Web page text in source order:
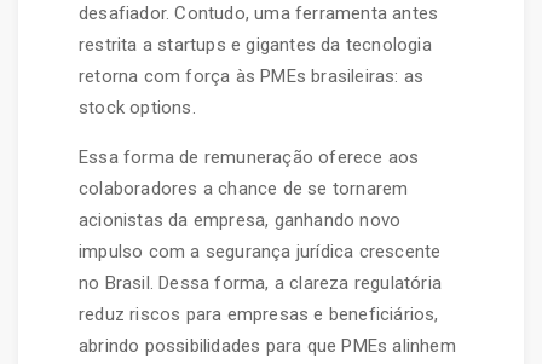
desafiador. Contudo, uma ferramenta antes
restrita a startups e gigantes da tecnologia
retorna com força às PMEs brasileiras: as
stock options.
Essa forma de remuneração oferece aos
colaboradores a chance de se tornarem
acionistas da empresa, ganhando novo
impulso com a segurança jurídica crescente
no Brasil. Dessa forma, a clareza regulatória
reduz riscos para empresas e beneficiários,
abrindo possibilidades para que PMEs alinhem